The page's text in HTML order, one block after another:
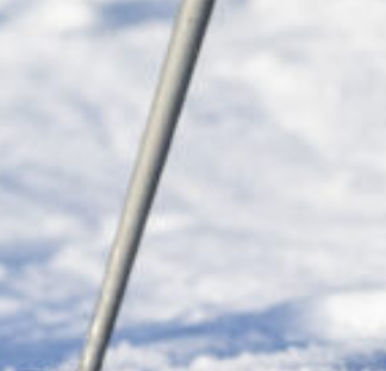
Neiges – Montgenèvre
déroulera la troisième édition du
l’été. Vous pourrez donc faire un de
duathlon des neiges
tout le week-end pour skier dans la
».